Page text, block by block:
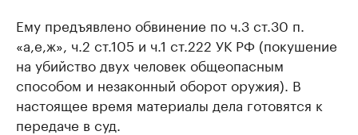
Ему предъявлено обвинение по ч.3 ст.30 п.
«а,е,ж», ч.2 ст.105 и ч.1 ст.222 УК РФ (покушение
на убийство двух человек общеопасным
способом и незаконный оборот оружия). В
настоящее время материалы дела готовятся к
передаче в суд.